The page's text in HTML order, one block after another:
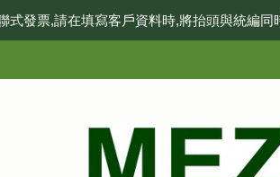
式發票,請在填寫客戶資料時,將抬頭與統編